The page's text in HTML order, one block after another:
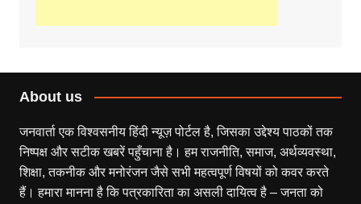
About us
जनवार्ता एक विश्वसनीय हिंदी न्यूज़ पोर्टल है, जिसका उद्देश्य पाठकों तक
निष्पक्ष और सटीक खबरें पहुँचाना है। हम राजनीति, समाज, अर्थव्यवस्था,
शिक्षा, तकनीक और मनोरंजन जैसे सभी महत्वपूर्ण विषयों को कवर करते
हैं। हमारा मानना है कि पत्रकारिता का असली दायित्व है – जनता को